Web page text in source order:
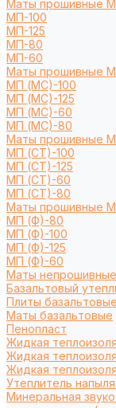
Маты прошивные
МП-100
МП-125
МП-80
МП-60
Маты прошивные
МП (МС)-100
МП (МС)-125
МП (МС)-60
МП (МС)-80
Маты прошивные
МП (СТ)-100
МП (СТ)-125
МП (СТ)-60
МП (СТ)-80
Маты прошивные
МП (Ф)-80
МП (Ф)-100
МП (Ф)-125
МП (Ф)-60
Маты непрошивные
Базальтовый
Плиты
Маты базальтовые
Пенопласт
Жидкая
Жидкая
Жидкая
Утеплитель
Минеральная